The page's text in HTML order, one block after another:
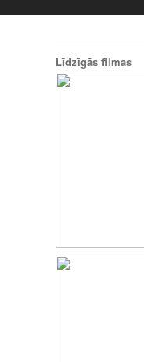
Līdzīgās filmas